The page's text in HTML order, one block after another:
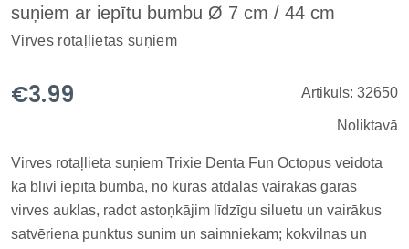
suņiem ar iepītu bumbu Ø 7 cm / 44 cm
Virves rotaļlietas suņiem
€3.99 Artikuls: 32650
Noliktavā
Virves rotaļlieta suņiem Trixie Denta Fun Octopus veidota
kā blīvi iepīta bumba, no kuras atdalās vairākas garas
virves auklas, radot astoņkājim līdzīgu siluetu un vairākus
satvēriena punktus sunim un saimniekam; kokvilnas un